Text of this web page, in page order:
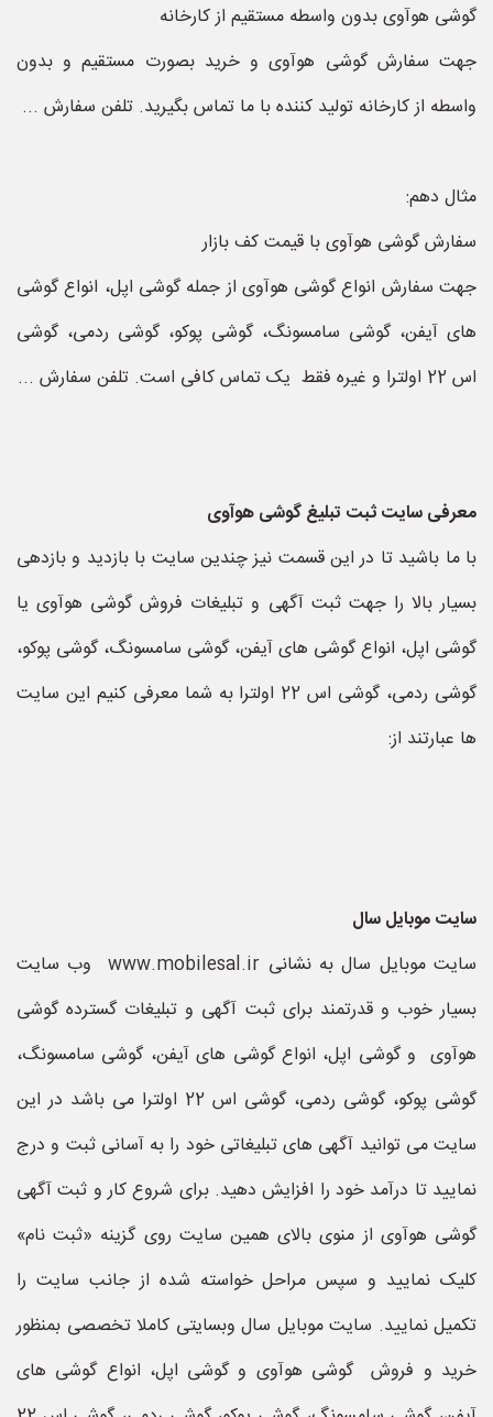
گوشی هوآوی بدون واسطه مستقیم از کارخانه
جهت سفارش گوشی هوآوی و خرید بصورت مستقیم و بدون
واسطه از کارخانه تولید کننده با ما تماس بگیرید. تلفن سفارش ...
مثال دهم:
سفارش گوشی هوآوی با قیمت کف بازار
جهت سفارش انواع گوشی هوآوی از جمله گوشی اپل، انواع گوشی
های آیفن، گوشی سامسونگ، گوشی پوکو، گوشی ردمی، گوشی
اس 22 اولترا و غیره فقط یک تماس کافی است. تلفن سفارش ...
معرفی سایت ثبت تبلیغ گوشی هوآوی
با ما باشید تا در این قسمت نیز چندین سایت با بازدید و بازدهی
بسیار بالا را جهت ثبت آگهی و تبلیغات فروش گوشی هوآوی یا
گوشی اپل، انواع گوشی های آیفن، گوشی سامسونگ، گوشی پوکو،
گوشی ردمی، گوشی اس 22 اولترا به شما معرفی کنیم این سایت
ها عبارتند از:
سایت موبایل سال
سایت موبایل سال به نشانی www.mobilesal.ir وب سایت
بسیار خوب و قدرتمند برای ثبت آگهی و تبلیغات گسترده گوشی
هوآوی و گوشی اپل، انواع گوشی های آیفن، گوشی سامسونگ،
گوشی پوکو، گوشی ردمی، گوشی اس 22 اولترا می باشد در این
سایت می توانید آگهی های تبلیغاتی خود را به آسانی ثبت و درج
نمایید تا درآمد خود را افزایش دهید. برای شروع کار و ثبت آگهی
گوشی هوآوی از منوی بالای همین سایت روی گزینه «ثبت نام»
کلیک نمایید و سپس مراحل خواسته شده از جانب سایت را
تکمیل نمایید. سایت موبایل سال وبسایتی کاملا تخصصی بمنظور
خرید و فروش گوشی هوآوی و گوشی اپل، انواع گوشی های